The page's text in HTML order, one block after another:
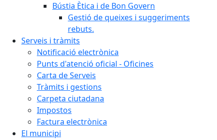
Bústia Ètica i de Bon Govern
Gestió de queixes i suggeriments
rebuts.
Serveis i tràmits
Notificació electrònica
Punts d'atenció oficial - Oficines
Carta de Serveis
Tràmits i gestions
Carpeta ciutadana
Impostos
Factura electrònica
El municipi